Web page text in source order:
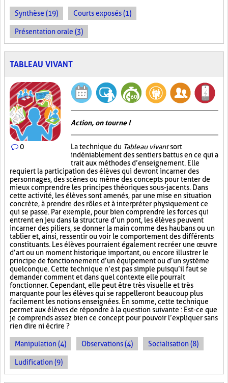
Synthèse (19) Courts exposés (1)
Présentation orale (3)
TABLEAU VIVANT
0
Action, on tourne !
La technique du Tableau vivantsort
indéniablement des sentiers battus en ce qui a
trait aux méthodes d’enseignement. Elle
requiert la participation des élèves qui devront incarner des
personnages, des scènes ou même des concepts pour tenter de
mieux comprendre les principes théoriques sous-jacents. Dans
cette activité, les élèves sont amenés, par une mise en situation
concrète, à prendre des rôles et à interpréter physiquement ce
qui se passe. Par exemple, pour bien comprendre les forces qui
entrent en jeu dans la structure d’un pont, les élèves peuvent
incarner des piliers, se donner la main comme des haubans ou un
tablier et, ainsi, ressentir ou voir le comportement des différents
constituants. Les élèves pourraient également recréer une œuvre
d’art ou un moment historique important, ou encore illustrer le
principe de fonctionnement d’un équipement ou d’un système
quelconque. Cette technique n’est pas simple puisqu’il faut se
demander comment et dans quel contexte elle pourrait
fonctionner. Cependant, elle peut être très visuelle et très
marquante pour les élèves qui se rappelleront beaucoup plus
facilement les notions enseignées. En somme, cette technique
permet aux élèves de répondre à la question suivante : Est-ce que
je comprends assez bien ce concept pour pouvoir l’expliquer sans
rien dire ni écrire ?
Manipulation (4) Observations (4) Socialisation (8)
Ludification (9)